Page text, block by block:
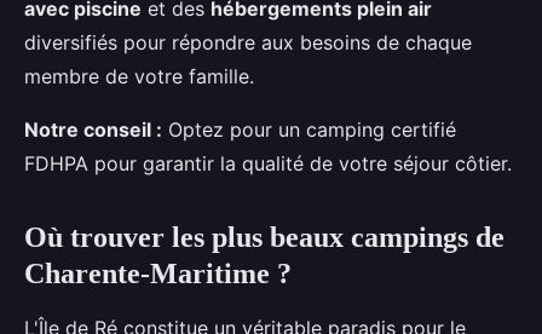
avec piscine et des hébergements plein air
diversifiés pour répondre aux besoins de chaque
membre de votre famille.
Notre conseil : Optez pour un camping certifié
FDHPA pour garantir la qualité de votre séjour côtier.
Où trouver les plus beaux campings de
Charente-Maritime ?
L'Île de Ré constitue un véritable paradis pour le